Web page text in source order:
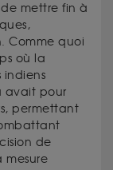
mettre fin à
Comme quoi
où la
avait pour
permettant
de
mesure